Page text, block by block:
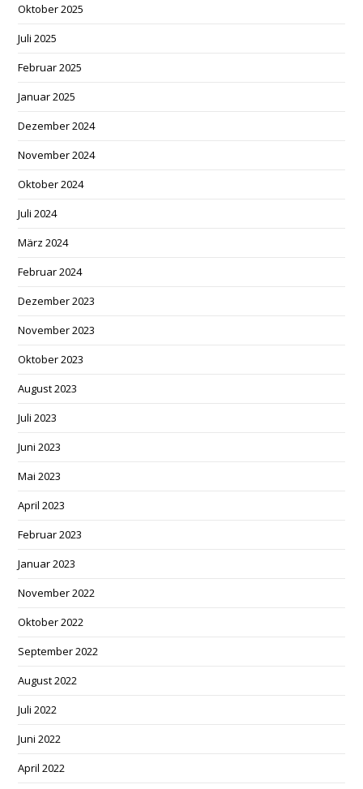
Oktober 2025
Juli 2025
Februar 2025
Januar 2025
Dezember 2024
November 2024
Oktober 2024
Juli 2024
März 2024
Februar 2024
Dezember 2023
November 2023
Oktober 2023
August 2023
Juli 2023
Juni 2023
Mai 2023
April 2023
Februar 2023
Januar 2023
November 2022
Oktober 2022
September 2022
August 2022
Juli 2022
Juni 2022
April 2022